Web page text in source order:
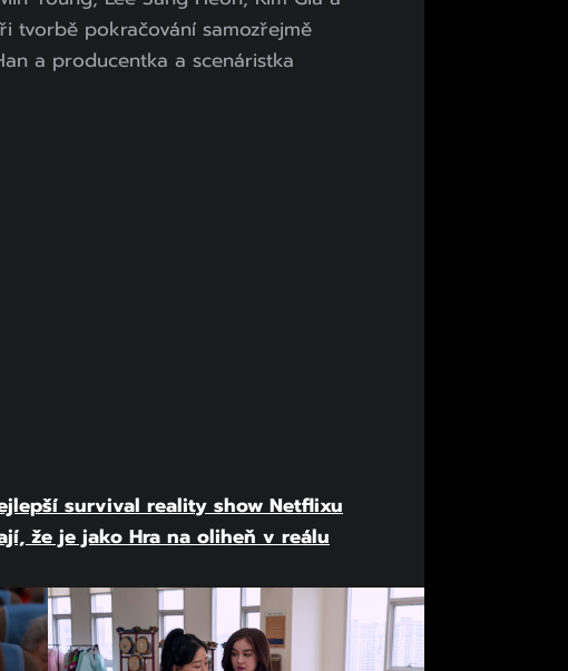
tvorbě pokračování samozřejmě
a producentka a scenáristka
survival reality show Netflixu
že je jako Hra na oliheň v reálu